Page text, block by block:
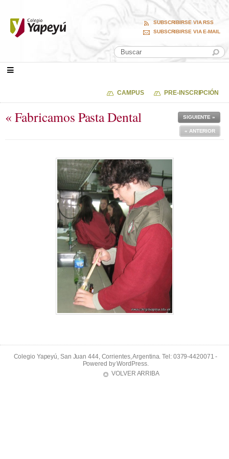
SUBSCRIBIRSE VIA RSS
SUBSCRIBIRSE VIA E-MAIL
CAMPUS PRE-INSCRIPCIÓN
« Fabricamos Pasta Dental SIGUIENTE »
« ANTERIOR
Colegio Yapeyú, San Juan 444, Corrientes, Argentina. Tel: 0379-4420071 -
Powered byWordPress.
VOLVER ARRIBA